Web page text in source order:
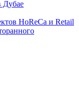
Дубае
HoReCa и Retail